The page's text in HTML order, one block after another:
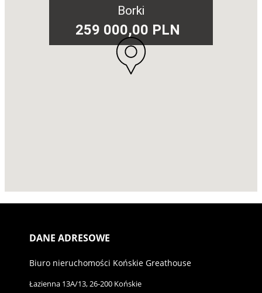
Borki
259 000,00 PLN
DANE ADRESOWE
Biuro nieruchomości Końskie Greathouse
Łazienna 13A/13, 26-200 Końskie